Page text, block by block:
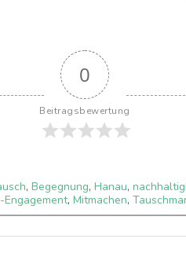
0
Beitragsbewertung
, Begegnung, Hanau,
Engagement, Mitmachen,